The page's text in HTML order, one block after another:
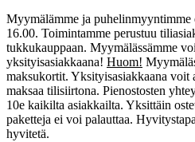
Myymälämme ja
16.00. Toimintamme perustuu
tukkukauppaan. Myymälässämme
yksityisasiakkaana! Huom!
maksukortit. Yksityisasiakkaana voit
maksaa tilisiirtona. Pienostosten
10e kaikilta asiakkailta. Yksittäin
paketteja ei voi palauttaa.
hyvitetä.